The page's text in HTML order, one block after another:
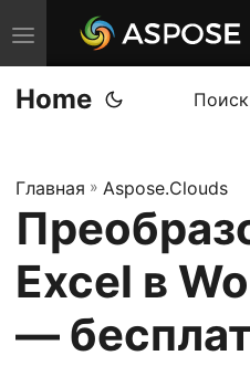
П
е
р
л
ю
и
ь
Home Поиск
Главная » Aspose.Clouds
Excel в
—